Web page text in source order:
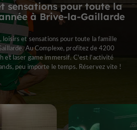
sensations pour toute la
à Brive-la-Gaillarde
loisirs et sensations pour toute la famille
Au Complexe, profitez de 4200
et laser game immersif. C'est l'activité
peu importe le temps. Réservez vite !